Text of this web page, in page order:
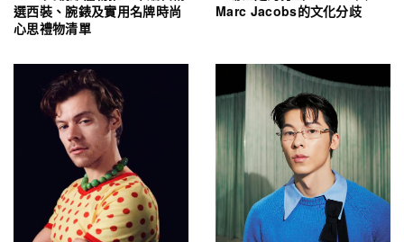
選西裝、腕錶及實用名牌時尚
心思禮物清單
Marc Jacobs的文化分歧